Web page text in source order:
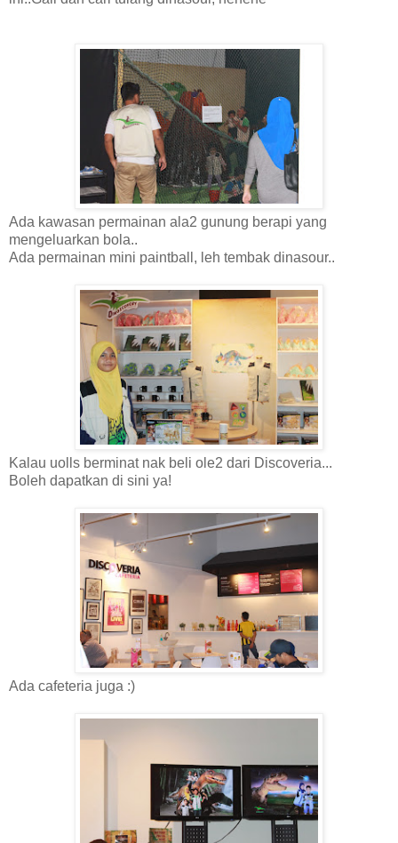
Ada kawasan permainan ala2 gunung berapi yang
mengeluarkan bola..
Ada permainan mini paintball, leh tembak dinasour..
Kalau uolls berminat nak beli ole2 dari Discoveria...
Boleh dapatkan di sini ya!
Ada cafeteria juga :)